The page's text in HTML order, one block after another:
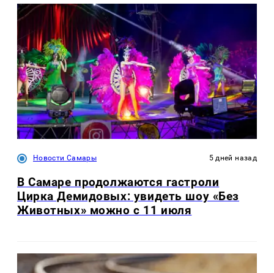
Новости Самары 5 дней назад
В Самаре продолжаются гастроли
Цирка Демидовых: увидеть шоу «Без
Животных» можно с 11 июля